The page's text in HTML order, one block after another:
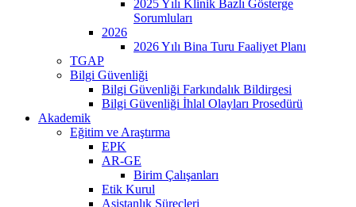
2025 Yılı Klinik Bazlı Gösterge
Sorumluları
2026
2026 Yılı Bina Turu Faaliyet Planı
TGAP
Bilgi Güvenliği
Bilgi Güvenliği Farkındalık Bildirgesi
Bilgi Güvenliği İhlal Olayları Prosedürü
Akademik
Eğitim ve Araştırma
EPK
AR-GE
Birim Çalışanları
Etik Kurul
Asistanlık Süreçleri